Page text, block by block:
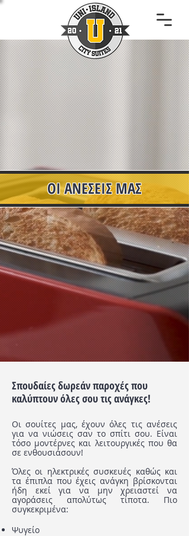
ΟΙ ΑΝΕΣΕΙΣ ΜΑΣ
Σπουδαίες δωρεάν παροχές που
καλύπτουν όλες σου τις ανάγκες!
Οι σουίτες μας, έχουν όλες τις ανέσεις
για να νιώσεις σαν το σπίτι σου. Είναι
τόσο μοντέρνες και λειτουργικές που θα
σε ενθουσιάσουν!
Όλες οι ηλεκτρικές συσκευές καθώς και
τα έπιπλα που έχεις ανάγκη βρίσκονται
ήδη εκεί για να μην χρειαστεί να
αγοράσεις απολύτως τίποτα. Πιο
συγκεκριμένα:
Ψυγείο